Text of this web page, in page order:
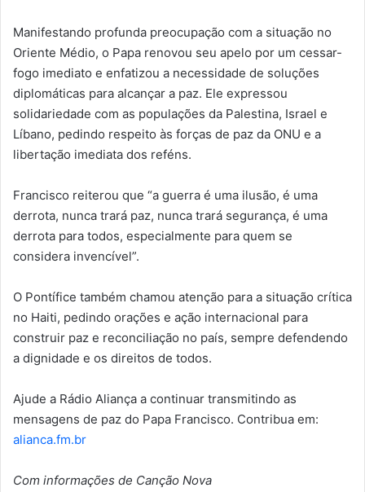
Manifestando profunda preocupação com a situação no
Oriente Médio, o Papa renovou seu apelo por um cessar-
fogo imediato e enfatizou a necessidade de soluções
diplomáticas para alcançar a paz. Ele expressou
solidariedade com as populações da Palestina, Israel e
Líbano, pedindo respeito às forças de paz da ONU e a
libertação imediata dos reféns.
Francisco reiterou que “a guerra é uma ilusão, é uma
derrota, nunca trará paz, nunca trará segurança, é uma
derrota para todos, especialmente para quem se
considera invencível”.
O Pontífice também chamou atenção para a situação crítica
no Haiti, pedindo orações e ação internacional para
construir paz e reconciliação no país, sempre defendendo
a dignidade e os direitos de todos.
Ajude a Rádio Aliança a continuar transmitindo as
mensagens de paz do Papa Francisco. Contribua em:
alianca.fm.br
Com informações de Canção Nova